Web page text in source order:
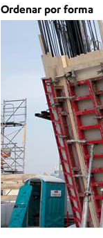
Ordenar por forma